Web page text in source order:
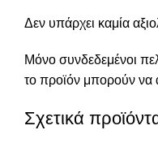
Δεν υπάρχει καμία
Μόνο συνδεδεμένοι
το προϊόν μπορούν να
Σχετικά